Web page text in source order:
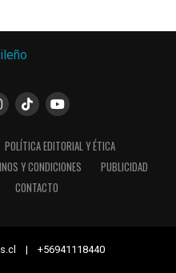
POLÍTICA EDITORIAL Y ÉTICA
Y CONDICIONES
PUBLICIDAD
CONTACTO
| +56941118440